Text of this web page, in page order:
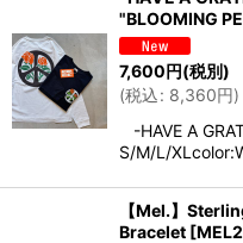
"BLOOMING
7,600円(税別)
(税込: 8,360円)
-HAVE A
S/M/L/
【Mel.】
Bracelet [